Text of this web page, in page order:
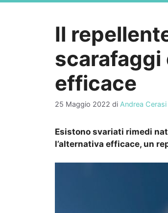
Il
scarafaggi
efficace
25 Maggio 2022 di Andrea Cerasi
Esistono svariati rimedi
l’alternativa efficace, un